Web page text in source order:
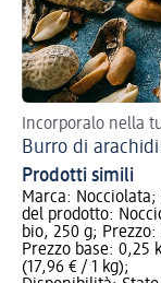
Incorporalo nella
Burro di
Prodotti simili
Marca: Nocciolata;
del prodotto:
bio, 250 g; Prezzo:
Prezzo base: 0,25
(17,96 € / 1 kg);